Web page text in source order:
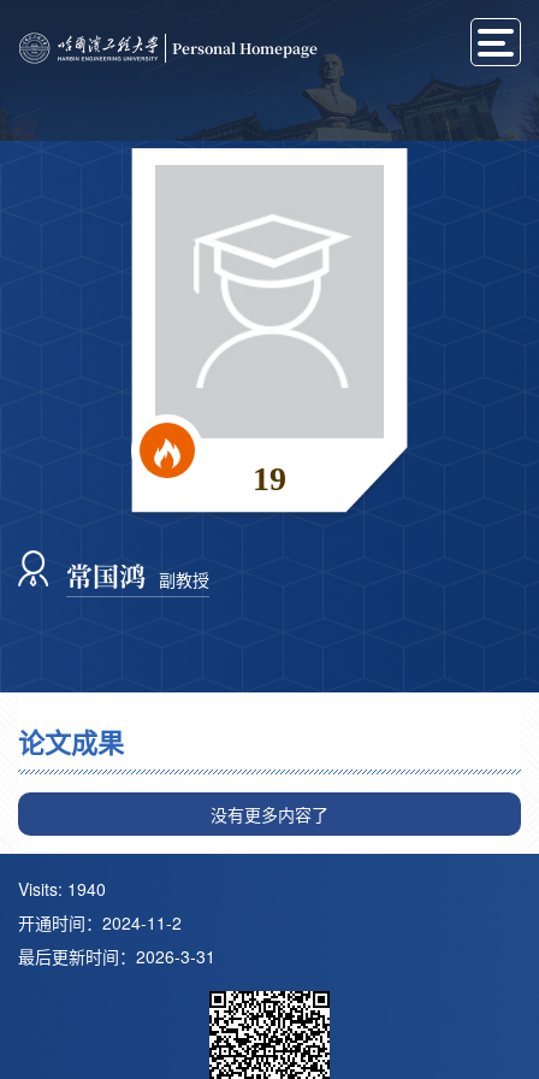
Personal Homepage
19
常国鸿 副教授
论文成果
没有更多内容了
Visits: 1940
开通时间： 2024-11-2
最后更新时间： 2026-3-31